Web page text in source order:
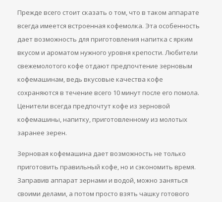
Прежде всего стоит сказать о том, что в таком аппарате
всегда имеется встроенная кофемолка. Эта особенность
дает возможность для приготовления напитка с ярким
вкусом и ароматом нужного уровня крепости. Любители
свежемолотого кофе отдают предпочтение зерновым
кофемашинам, ведь вкусовые качества кофе
сохраняются в течение всего 10 минут после его помола.
Ценители всегда предпочтут кофе из зерновой
кофемашины, напитку, приготовленному из молотых
заранее зерен.
Зерновая кофемашина дает возможность не только
приготовить правильный кофе, но и сэкономить время.
Заправив аппарат зернами и водой, можно заняться
своими делами, а потом просто взять чашку готового